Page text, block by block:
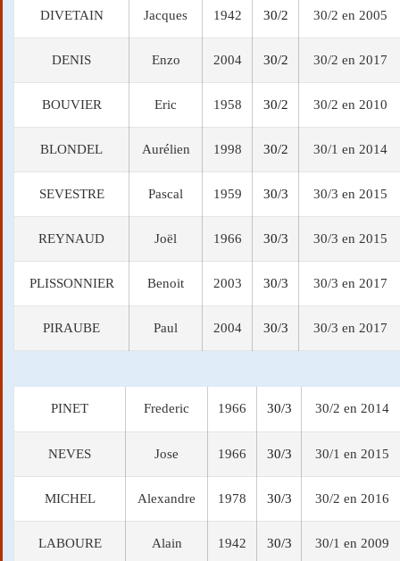
DIVETAIN Jacques 1942 30/2 30/2 en 2005
DENIS Enzo 2004 30/2 30/2 en 2017
BOUVIER Eric 1958 30/2 30/2 en 2010
BLONDEL Aurélien 1998 30/2 30/1 en 2014
SEVESTRE Pascal 1959 30/3 30/3 en 2015
REYNAUD Joël 1966 30/3 30/3 en 2015
PLISSONNIER Benoit 2003 30/3 30/3 en 2017
PIRAUBE Paul 2004 30/3 30/3 en 2017
PINET Frederic 1966 30/3 30/2 en 2014
NEVES Jose 1966 30/3 30/1 en 2015
MICHEL Alexandre 1978 30/3 30/2 en 2016
LABOURE Alain 1942 30/3 30/1 en 2009